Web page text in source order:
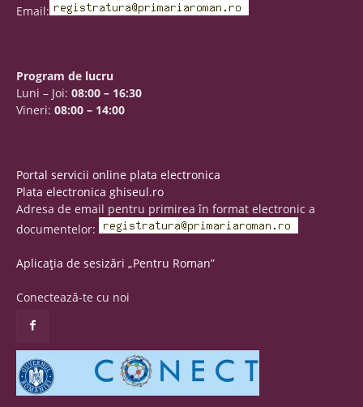
Email:
Program de lucru
Luni – Joi: 08:00 – 16:30
Vineri: 08:00 – 14:00
Portal servicii online plata electronica
Plata electronica ghiseul.ro
Adresa de email pentru primirea în format electronic a
documentelor:
Aplicația de sesizări „Pentru Roman”
Conectează-te cu noi